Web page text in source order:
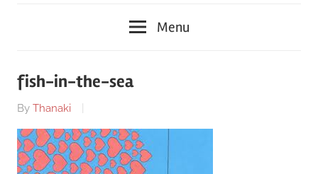
Menu
fish-in-the-sea
By Thanaki